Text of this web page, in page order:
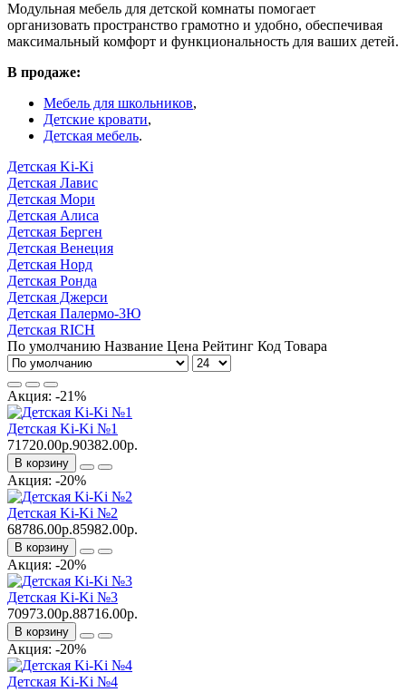
Модульная мебель для детской комнаты помогает
организовать пространство грамотно и удобно, обеспечивая
максимальный комфорт и функциональность для ваших детей.
В продаже:
Мебель для школьников,
Детские кровати,
Детская мебель.
Детская Ki-Ki
Детская Лавис
Детская Мори
Детская Алиса
Детская Берген
Детская Венеция
Детская Норд
Детская Ронда
Детская Джерси
Детская Палермо-3Ю
Детская RICH
По умолчанию Название Цена Рейтинг Код Товара
Акция: -21%
Детская Ki-Ki №1
71720.00р.90382.00р.
В корзину
Акция: -20%
Детская Ki-Ki №2
68786.00р.85982.00р.
В корзину
Акция: -20%
Детская Ki-Ki №3
70973.00р.88716.00р.
В корзину
Акция: -20%
Детская Ki-Ki №4